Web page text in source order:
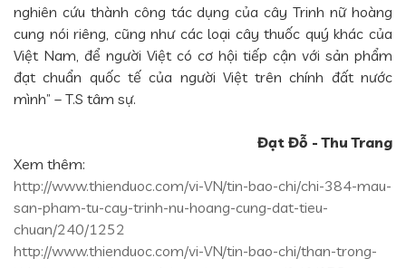
nghiên cứu thành công tác dụng của cây Trinh nữ hoàng
cung nói riêng, cũng như các loại cây thuốc quý khác của
Việt Nam, để người Việt có cơ hội tiếp cận với sản phẩm
đạt chuẩn quốc tế của người Việt trên chính đất nước
mình” – T.S tâm sự.
Đạt Đỗ - Thu Trang
Xem thêm:
http://www.thienduoc.com/vi-VN/tin-bao-chi/chi-384-mau-
san-pham-tu-cay-trinh-nu-hoang-cung-dat-tieu-
chuan/240/1252
http://www.thienduoc.com/vi-VN/tin-bao-chi/than-trong-